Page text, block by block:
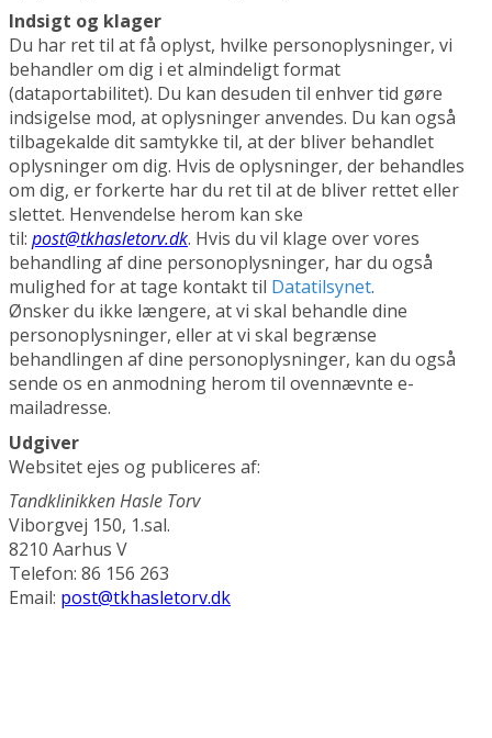
Indsigt og klager
Du har ret til at få oplyst, hvilke personoplysninger, vi
behandler om dig i et almindeligt format
(dataportabilitet). Du kan desuden til enhver tid gøre
indsigelse mod, at oplysninger anvendes. Du kan også
tilbagekalde dit samtykke til, at der bliver behandlet
oplysninger om dig. Hvis de oplysninger, der behandles
om dig, er forkerte har du ret til at de bliver rettet eller
slettet. Henvendelse herom kan ske
til: post@tkhasletorv.dk. Hvis du vil klage over vores
behandling af dine personoplysninger, har du også
mulighed for at tage kontakt til Datatilsynet.
Ønsker du ikke længere, at vi skal behandle dine
personoplysninger, eller at vi skal begrænse
behandlingen af dine personoplysninger, kan du også
sende os en anmodning herom til ovennævnte e-
mailadresse.
Udgiver
Websitet ejes og publiceres af:
Tandklinikken Hasle Torv
Viborgvej 150, 1.sal.
8210 Aarhus V
Telefon: 86 156 263
Email: post@tkhasletorv.dk